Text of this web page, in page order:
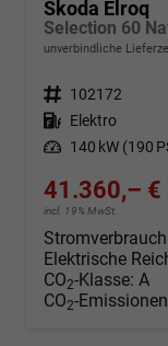
Skoda Elroq
unverbindliche
Fahrzeugnr. 102172
Kraftstoff Elektro
Leistung 140 kW (190
41.360,– €
incl. 19% MwSt.
Elektrische
CO2-Klasse: A
CO2-